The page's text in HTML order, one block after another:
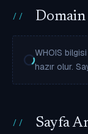
WHOIS
hazır olur.
Sayfa